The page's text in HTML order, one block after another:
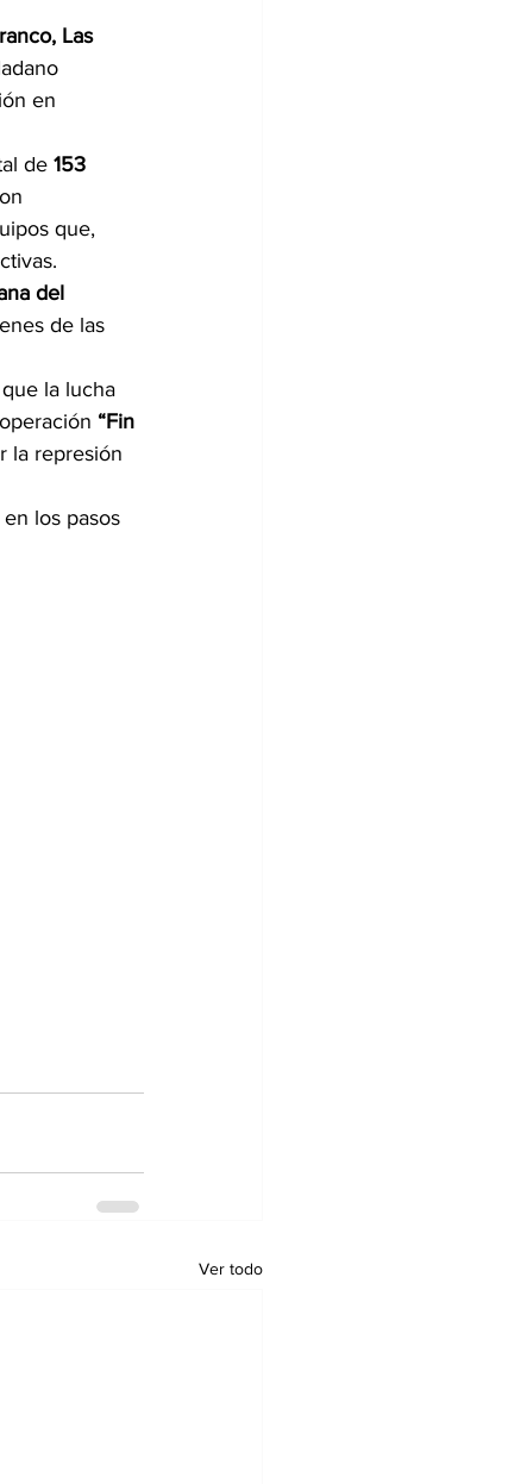
Las
en
de 153
que,
del
de las
la lucha
“Fin
la represión
los pasos
Ver todo